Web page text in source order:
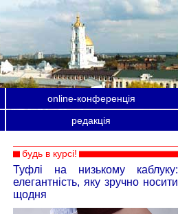
online-конференція
редакція
будь в курсі!
Туфлі на низькому каблуку:
елегантність, яку зручно носити
щодня